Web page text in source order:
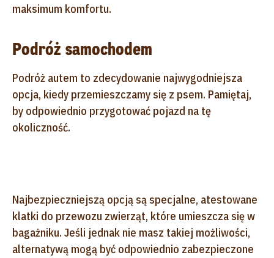
maksimum komfortu.
Podróż samochodem
Podróż autem to zdecydowanie najwygodniejsza
opcja, kiedy przemieszczamy się z psem. Pamiętaj,
by odpowiednio przygotować pojazd na tę
okoliczność.
Najbezpieczniejszą opcją są specjalne, atestowane
klatki do przewozu zwierząt, które umieszcza się w
bagażniku. Jeśli jednak nie masz takiej możliwości,
alternatywą mogą być odpowiednio zabezpieczone